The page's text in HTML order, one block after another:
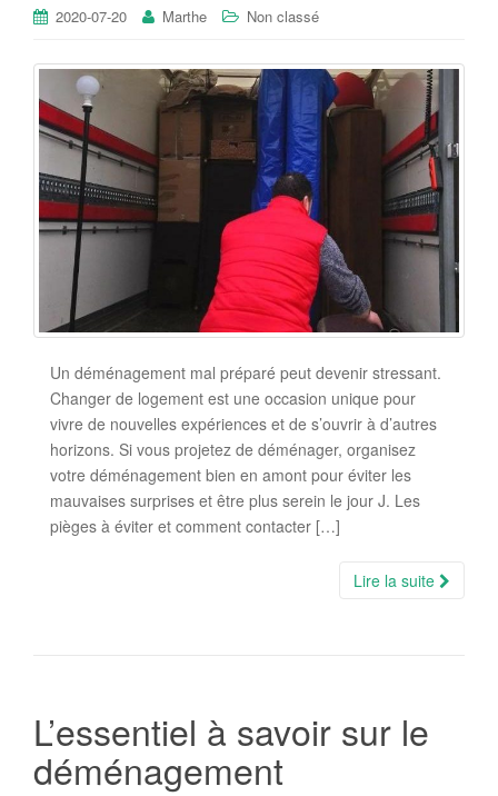
2020-07-20 Marthe Non classé
Un déménagement mal préparé peut devenir stressant.
Changer de logement est une occasion unique pour
vivre de nouvelles expériences et de s’ouvrir à d’autres
horizons. Si vous projetez de déménager, organisez
votre déménagement bien en amont pour éviter les
mauvaises surprises et être plus serein le jour J. Les
pièges à éviter et comment contacter […]
Lire la suite
L’essentiel à savoir sur le
déménagement